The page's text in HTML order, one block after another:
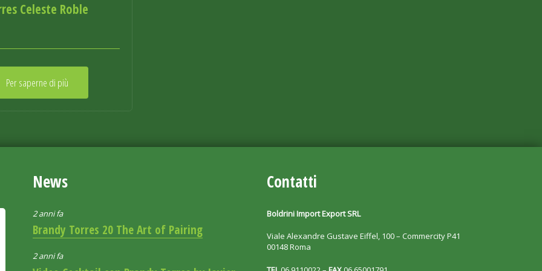
Celeste Roble
Per saperne di più
News
2 anni fa
Brandy Torres 20 The Art of Pairing
2 anni fa
Contatti
Boldrini Import Export SRL
Viale Alexandre Gustave Eiffel, 100 – Commercity P41
00148 Roma